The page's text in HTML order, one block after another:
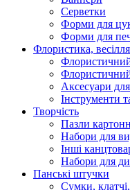
Серветки
Форми для
Форми для
Флористика, весілля
Аксесуари для
Інструменти
Творчість
Пазли
Набори для
Інші
Набори для
Панські штучки
Сумки,